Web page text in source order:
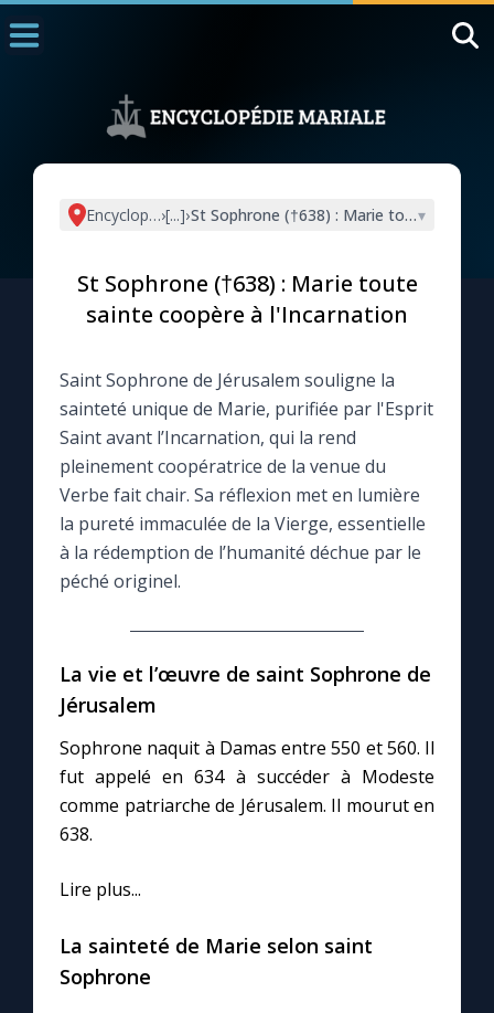
L'actualité de la semaine
La newsletter
La vidéo de la semaine
Le compte Tiktok
Le site internet
Questions-réponses
Prier au quotidien
Les premiers samedis du mois
Encyclopédie mariale
›[...]›St Sophrone (†638) : Marie toute sainte
▾
St Sophrone (†638) : Marie toute
sainte coopère à l'Incarnation
Saint Sophrone de Jérusalem souligne la
sainteté unique de Marie, purifiée par l'Esprit
Saint avant l’Incarnation, qui la rend
pleinement coopératrice de la venue du
Verbe fait chair. Sa réflexion met en lumière
la pureté immaculée de la Vierge, essentielle
à la rédemption de l’humanité déchue par le
péché originel.
La vie et l’œuvre de saint Sophrone de
Jérusalem
Sophrone naquit à Damas entre 550 et 560. Il
fut appelé en 634 à succéder à Modeste
comme patriarche de Jérusalem. Il mourut en
638.
Lire plus...
La sainteté de Marie selon saint
Sophrone